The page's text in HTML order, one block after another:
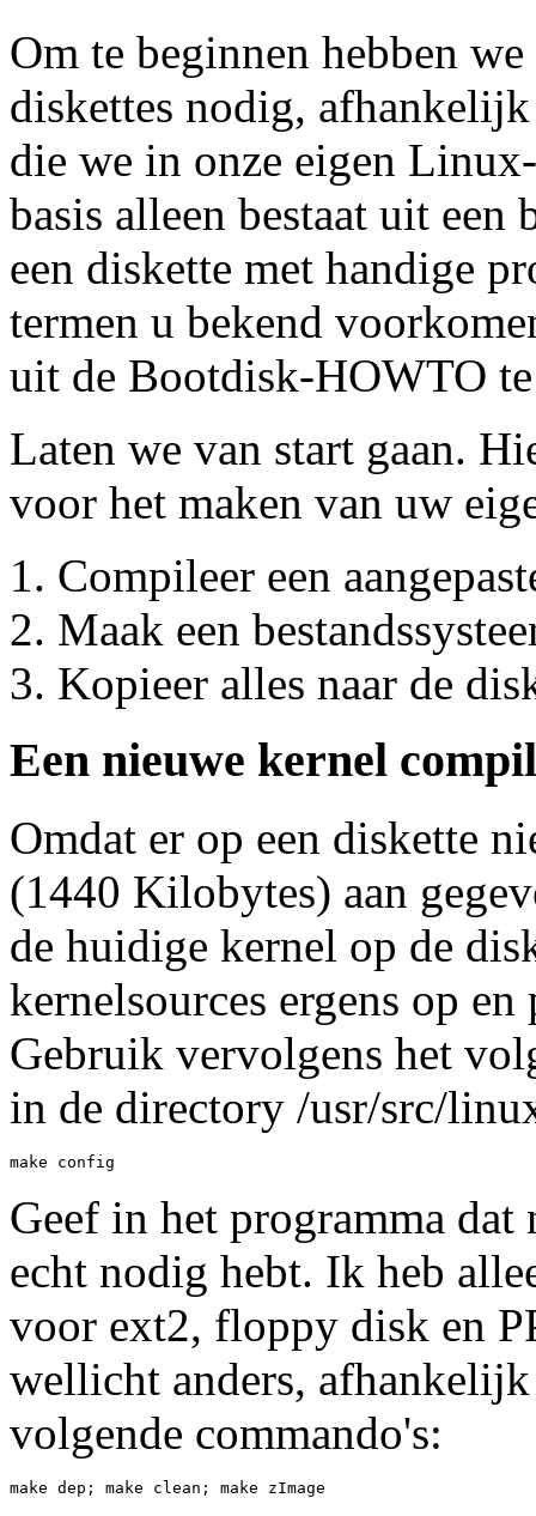
Om te beginnen hebben
diskettes nodig,
die we in onze eigen
basis alleen bestaat uit
een diskette met handige
termen u bekend
uit de Bootdisk-HOWTO
Laten we van start gaan.
voor het maken van uw
Compileer een
Maak een
Kopieer alles naar de
Een nieuwe kernel
Omdat er op een diskette
(1440 Kilobytes) aan
de huidige kernel op de
kernelsources ergens op
Gebruik vervolgens het
in de directory /usr/src/
make config
Geef in het programma
echt nodig hebt. Ik heb
voor ext2, floppy disk en
wellicht anders,
volgende commando's:
make dep; make clean; make zImage